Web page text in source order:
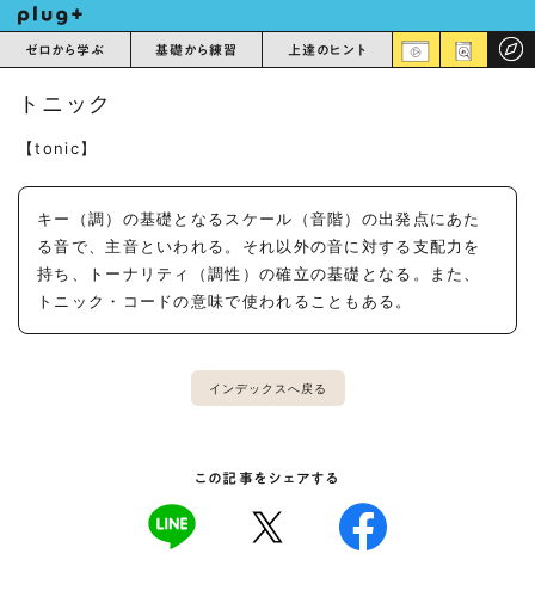
ゼロから学ぶ 基礎から練習 上達のヒント
トニック
【tonic】
キー（調）の基礎となるスケール（音階）の出発点にあた
る音で、主音といわれる。それ以外の音に対する支配力を
持ち、トーナリティ（調性）の確立の基礎となる。また、
トニック・コードの意味で使われることもある。
インデックスへ戻る
この記事をシェアする